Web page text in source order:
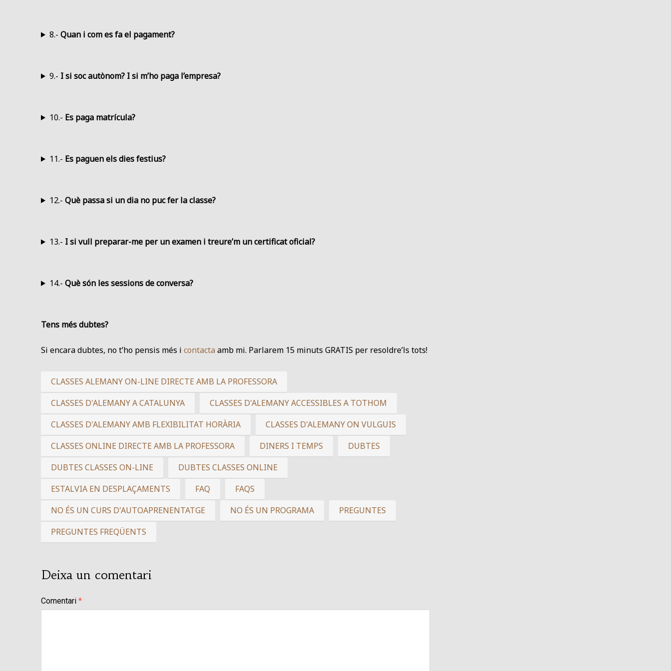
8.- Quan i com es fa el pagament?
9.- I si soc autònom? I si m’ho paga l’empresa?
10.- Es paga matrícula?
11.- Es paguen els dies festius?
12.- Què passa si un dia no puc fer la classe?
13.- I si vull preparar-me per un examen i treure’m un certificat oficial?
14.- Què són les sessions de conversa?
Tens més dubtes?
Si encara dubtes, no t’ho pensis més i contacta amb mi. Parlarem 15 minuts GRATIS per resoldre’ls tots!
CLASSES ALEMANY ON-LINE DIRECTE AMB LA PROFESSORA
CLASSES D'ALEMANY A CATALUNYA
CLASSES D'ALEMANY ACCESSIBLES A TOTHOM
CLASSES D'ALEMANY AMB FLEXIBILITAT HORÀRIA
CLASSES D'ALEMANY ON VULGUIS
CLASSES ONLINE DIRECTE AMB LA PROFESSORA
DINERS I TEMPS
DUBTES
DUBTES CLASSES ON-LINE
DUBTES CLASSES ONLINE
ESTALVIA EN DESPLAÇAMENTS
FAQ
FAQS
NO ÉS UN CURS D'AUTOAPRENENTATGE
NO ÉS UN PROGRAMA
PREGUNTES
PREGUNTES FREQÜENTS
Deixa un comentari
Comentari *